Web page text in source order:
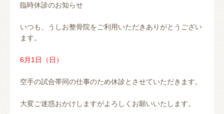
臨時休診のお知らせ
いつも、うしお整骨院をご利用いただきありがとうござい
ます。
6月1日（日）
空手の試合帯同の仕事のため休診とさせていただきます。
大変ご迷惑おかけしますがよろしくお願いいたします。